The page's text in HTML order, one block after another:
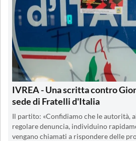
IVREA - Una scritta contro
sede di Fratelli d'Italia
Il partito: «Confidiamo che le autorità,
regolare denuncia, individuino
vengano chiamati a rispondere delle